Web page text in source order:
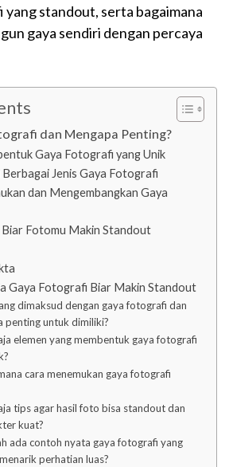
standout, serta bagaimana
gaya sendiri dengan percaya
dan Mengapa Penting?
Gaya Fotografi yang Unik
Jenis Gaya Fotografi
dan Mengembangkan Gaya
Biar Fotomu Makin Standout
Gaya Fotografi Biar Makin Standout
dimaksud dengan gaya fotografi dan
penting untuk dimiliki?
elemen yang membentuk gaya fotografi
cara menemukan gaya fotografi
tips agar hasil foto bisa standout dan
kuat?
ada contoh nyata gaya fotografi yang
perhatian luas?